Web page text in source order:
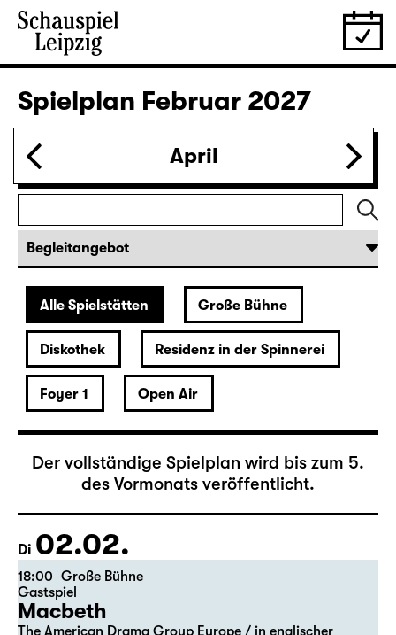
Do
19:30 — 20:55
Was ihr wollt (A Tortured Lover’s
von William Shakespeare
Deutsch von Jens Roselt
Fassung von Pia Richter und Julia Buchberger
Regie: Pia Richter
18:45 + 19:00
Einführung im Rangfoyer
30.01.
15:00 Große Bühne
Das Vermächtnis
(The Inheritance)
von Matthew Lopez
aus dem Amerikanischen von Hannes Becker
Regie: Enrico Lübbe
Karten
Februar 2027
Der vollständige Spielplan wird bis zum 5.
des Vormonats veröffentlicht.
Di 02.02.